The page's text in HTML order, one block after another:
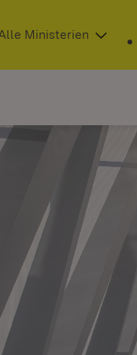
neuem Fenster)
Ministerien